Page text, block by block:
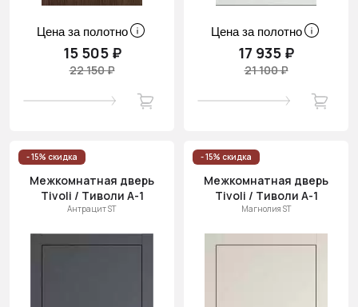
Цена за полотно
15 505 ₽
22 150 ₽
Цена за полотно
17 935 ₽
21 100 ₽
- 15% скидка
Межкомнатная дверь
Tivoli / Тиволи А-1
Антрацит ST
- 15% скидка
Межкомнатная дверь
Tivoli / Тиволи А-1
Магнолия ST